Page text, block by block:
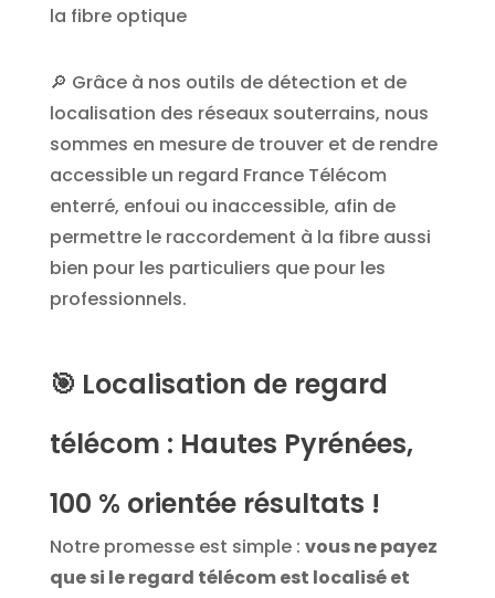
la fibre optique
🔎 Grâce à nos outils de détection et de
localisation des réseaux souterrains, nous
sommes en mesure de trouver et de rendre
accessible un regard France Télécom
enterré, enfoui ou inaccessible, afin de
permettre le raccordement à la fibre aussi
bien pour les particuliers que pour les
professionnels.
🎯 Localisation de regard
télécom : Hautes Pyrénées,
100 % orientée résultats !
Notre promesse est simple : vous ne payez
que si le regard télécom est localisé et